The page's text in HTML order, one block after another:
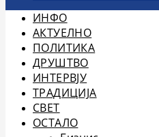
ИНФО
АКТУЕЛНО
ПОЛИТИКА
ДРУШТВО
ИНТЕРВЈУ
ТРАДИЦИЈА
СВЕТ
ОСТАЛО